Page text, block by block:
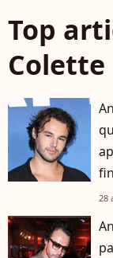
Top
Colette
28